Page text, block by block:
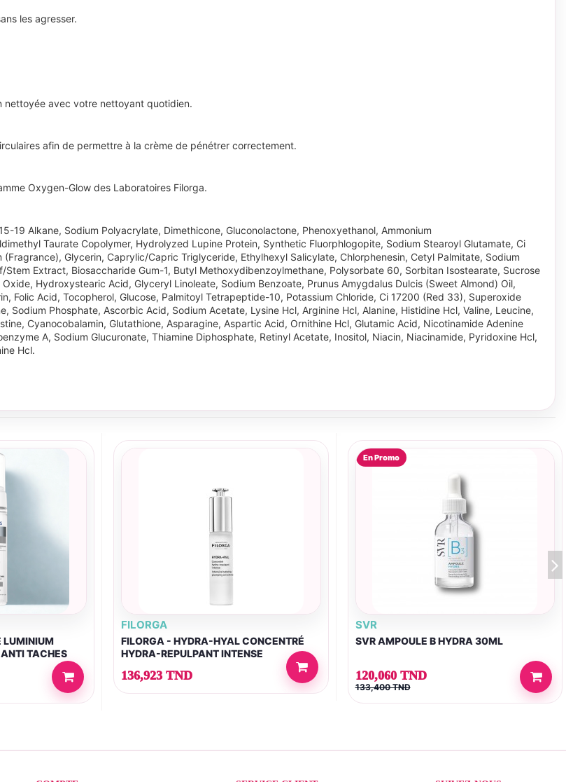
les agresser.
nettoyée avec votre nettoyant quotidien.
afin de permettre à la crème de pénétrer correctement.
Oxygen-Glow des Laboratoires Filorga.
19 Alkane, Sodium Polyacrylate, Dimethicone, Gluconolactone, Phenoxyethanol, Ammonium
Taurate Copolymer, Hydrolyzed Lupine Protein, Synthetic Fluorphlogopite, Sodium Stearoyl Glutamate, Ci
Glycerin, Caprylic/Capric Triglyceride, Ethylhexyl Salicylate, Chlorphenesin, Cetyl Palmitate, Sodium
Extract, Biosaccharide Gum-1, Butyl Methoxydibenzoylmethane, Polysorbate 60, Sorbitan Isostearate, Sucrose
Hydroxystearic Acid, Glyceryl Linoleate, Sodium Benzoate, Prunus Amygdalus Dulcis (Sweet Almond) Oil,
Folic Acid, Tocopherol, Glucose, Palmitoyl Tetrapeptide-10, Potassium Chloride, Ci 17200 (Red 33), Superoxide
Sodium Phosphate, Ascorbic Acid, Sodium Acetate, Lysine Hcl, Arginine Hcl, Alanine, Histidine Hcl, Valine, Leucine,
Cyanocobalamin, Glutathione, Asparagine, Aspartic Acid, Ornithine Hcl, Glutamic Acid, Nicotinamide Adenine
A, Sodium Glucuronate, Thiamine Diphosphate, Retinyl Acetate, Inositol, Niacin, Niacinamide, Pyridoxine Hcl,
Hcl.
LUMINIUM
TACHES
FILORGA
FILORGA - HYDRA-HYAL CONCENTRÉ
HYDRA-REPULPANT INTENSE
136,923 TND
En Promo
SVR
SVR AMPOULE B HYDRA 30ML
120,060 TND
133,400 TND